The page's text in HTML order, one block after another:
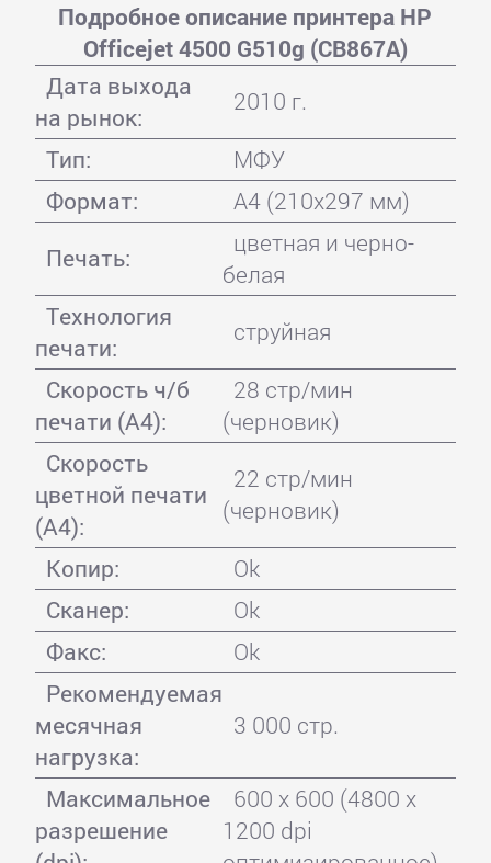
Подробное описание принтера HP
Officejet 4500 G510g (CB867A)
Дата выхода
на рынок:
2010 г.
Тип:
МФУ
Формат:
A4 (210x297 мм)
Печать:
цветная и черно-
белая
Технология
печати:
струйная
Скорость ч/б
печати (А4):
28 стр/мин
(черновик)
Скорость
цветной печати
(А4):
22 стр/мин
(черновик)
Копир:
Ok
Сканер:
Ok
Факс:
Ok
Рекомендуемая
месячная
нагрузка:
3 000 стр.
Максимальное
разрешение
600 x 600 (4800 x
1200 dpi